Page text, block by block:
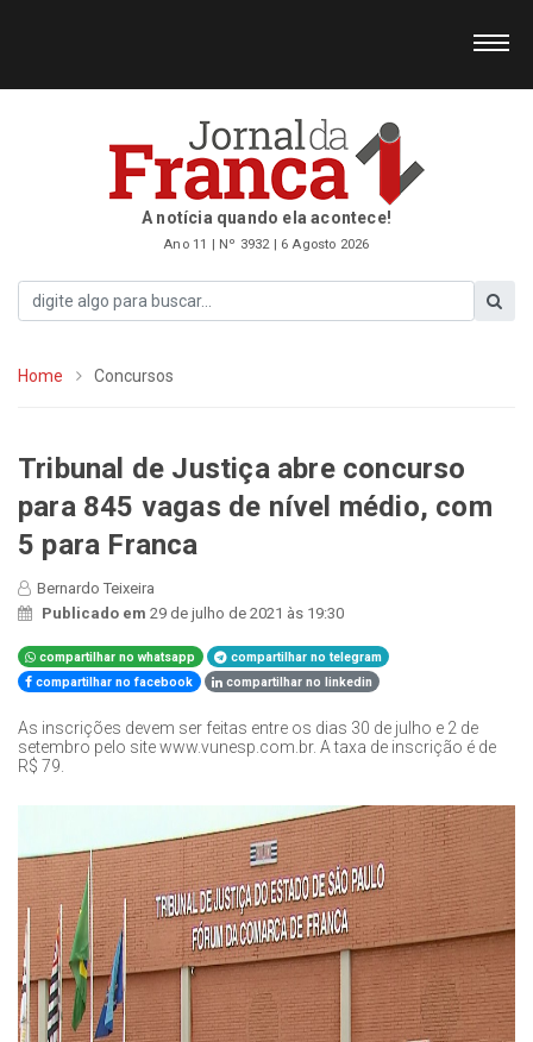
A notícia quando ela acontece!
Ano 11 | Nº 3932 | 6 Agosto 2026
Home Concursos
Tribunal de Justiça abre concurso
para 845 vagas de nível médio, com
5 para Franca
Bernardo Teixeira
Publicado em 29 de julho de 2021 às 19:30
compartilhar no whatsapp
compartilhar no telegram
compartilhar no facebook
compartilhar no linkedin
As inscrições devem ser feitas entre os dias 30 de julho e 2 de
setembro pelo site www.vunesp.com.br. A taxa de inscrição é de
R$ 79.